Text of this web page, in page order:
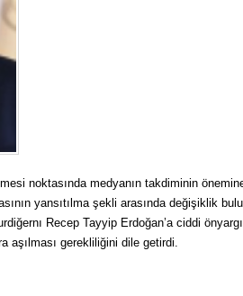
noktasında medyanın takdiminin
yansıtılma şekli arasında değişiklik
Recep Tayyip Erdoğan’a ciddi
aşılması gerekliliğini dile getirdi.